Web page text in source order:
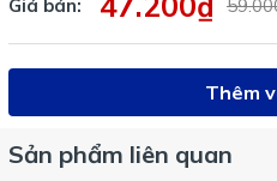
Giá bán:
Thêm
Sản phẩm liên quan